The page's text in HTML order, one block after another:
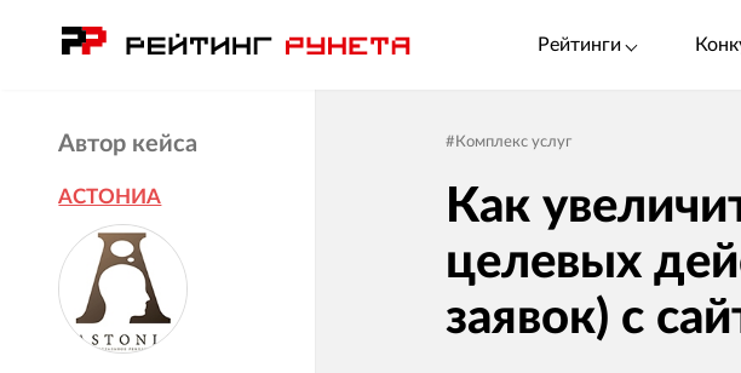
Рейтинги
Автор кейса
АСТОНИА
# Комплекс услуг
Как
целевых
заявок) с